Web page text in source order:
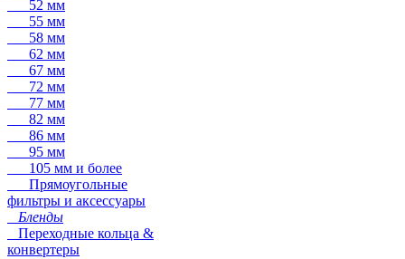
52 мм
55 мм
58 мм
62 мм
67 мм
72 мм
77 мм
82 мм
86 мм
95 мм
105 мм и более
Прямоугольные
фильтры и аксессуары
Бленды
Переходные кольца &
конвертеры